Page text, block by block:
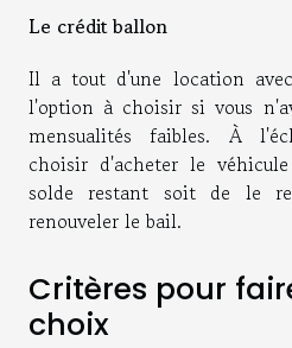
Le crédit ballon
Il a tout d'une location
l'option à choisir si vous
mensualités faibles. À
choisir d'acheter le
solde restant soit de le
renouveler le bail.
Critères pour
choix